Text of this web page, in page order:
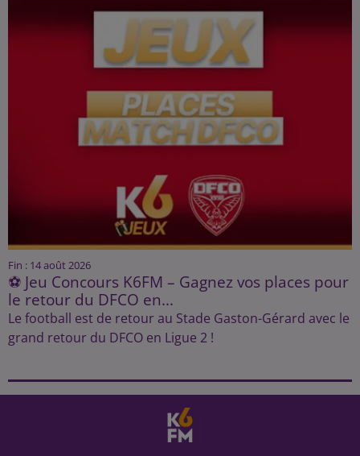
Fin : 14 août 2026
⚽ Jeu Concours K6FM – Gagnez vos places pour
le retour du DFCO en...
Le football est de retour au Stade Gaston-Gérard avec le
grand retour du DFCO en Ligue 2 !